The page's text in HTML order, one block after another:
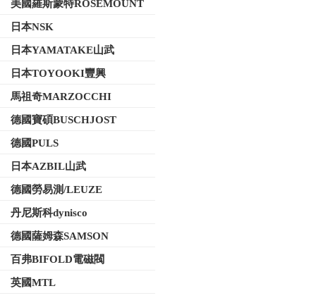
美國羅斯蒙特ROSEMOUNT
日本NSK
日本YAMATAKE山武
日本TOYOOKI豐興
馬祖奇MARZOCCHI
德國寶碩BUSCHJOST
德國PULS
日本AZBIL山武
德國勞易測/LEUZE
丹尼斯科dynisco
德國薩姆森SAMSON
百弗BIFOLD電磁閥
英國MTL